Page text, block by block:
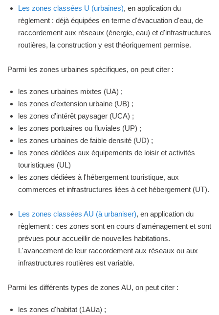
Les zones classées U (urbaines), en application du
règlement : déjà équipées en terme d'évacuation d'eau, de
raccordement aux réseaux (énergie, eau) et d'infrastructures
routières, la construction y est théoriquement permise.
Parmi les zones urbaines spécifiques, on peut citer :
les zones urbaines mixtes (UA) ;
les zones d'extension urbaine (UB) ;
les zones d'intérêt paysager (UCA) ;
les zones portuaires ou fluviales (UP) ;
les zones urbaines de faible densité (UD) ;
les zones dédiées aux équipements de loisir et activités
touristiques (UL)
les zones dédiées à l'hébergement touristique, aux
commerces et infrastructures liées à cet hébergement (UT).
Les zones classées AU (à urbaniser), en application du
règlement : ces zones sont en cours d'aménagement et sont
prévues pour accueillir de nouvelles habitations.
L'avancement de leur raccordement aux réseaux ou aux
infrastructures routières est variable.
Parmi les différents types de zones AU, on peut citer :
les zones d'habitat (1AUa) ;